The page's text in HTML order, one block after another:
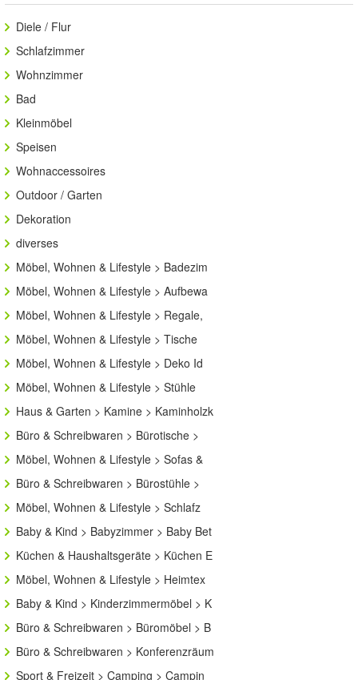
Diele / Flur
Schlafzimmer
Wohnzimmer
Bad
Kleinmöbel
Speisen
Wohnaccessoires
Outdoor / Garten
Dekoration
diverses
Möbel, Wohnen & Lifestyle > Badezim
Möbel, Wohnen & Lifestyle > Aufbewa
Möbel, Wohnen & Lifestyle > Regale,
Möbel, Wohnen & Lifestyle > Tische
Möbel, Wohnen & Lifestyle > Deko Id
Möbel, Wohnen & Lifestyle > Stühle
Haus & Garten > Kamine > Kaminholzk
Büro & Schreibwaren > Bürotische >
Möbel, Wohnen & Lifestyle > Sofas &
Büro & Schreibwaren > Bürostühle >
Möbel, Wohnen & Lifestyle > Schlafz
Baby & Kind > Babyzimmer > Baby Bet
Küchen & Haushaltsgeräte > Küchen E
Möbel, Wohnen & Lifestyle > Heimtex
Baby & Kind > Kinderzimmermöbel > K
Büro & Schreibwaren > Büromöbel > B
Büro & Schreibwaren > Konferenzräum
Sport & Freizeit > Camping > Campin